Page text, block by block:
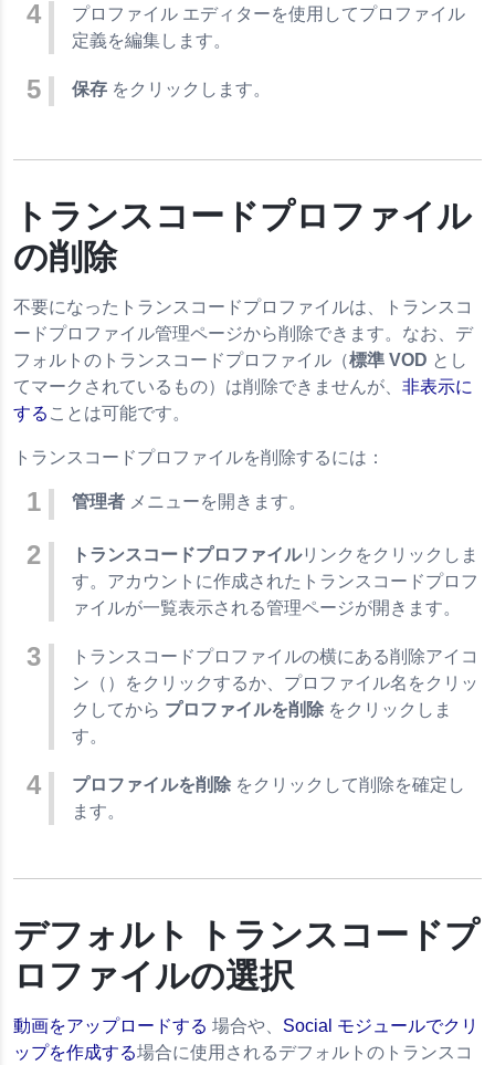
プロファイル エディターを使用してプロファイル
定義を編集します。
保存 をクリックします。
トランスコードプロファイル
の削除
不要になったトランスコードプロファイルは、トランスコ
ードプロファイル管理ページから削除できます。なお、デ
フォルトのトランスコードプロファイル（標準 VOD とし
てマークされているもの）は削除できませんが、 非表示に
する ことは可能です。
トランスコードプロファイルを削除するには：
管理者 メニューを開きます。
トランスコードプロファイルリンクをクリックしま
す。アカウントに作成されたトランスコードプロフ
ァイルが一覧表示される管理ページが開きます。
トランスコードプロファイルの横にある削除アイコ
ン（）をクリックするか、プロファイル名をクリッ
クしてから プロファイルを削除 をクリックしま
す。
プロファイルを削除 をクリックして削除を確定し
ます。
デフォルト トランスコードプ
ロファイルの選択
動画をアップロードする 場合や、 Social モジュールでクリ
ップを作成する場合に使用されるデフォルトのトランスコ